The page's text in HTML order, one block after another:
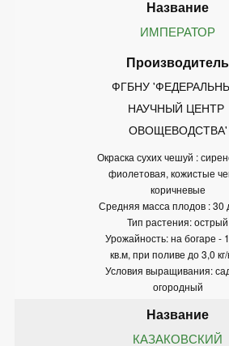
ИМПЕРАТОР
ФГБНУ
НАУЧНЫЙ ЦЕНТР
ОВОЩЕВОДСТВА'
Окраска сухих чешуй :
фиолетовая, кожистые
коричневые
Средняя масса плодов : 30
Тип растения: острый
Урожайность: на богаре -
кв.м, при поливе до 3,0
Условия выращивания:
огородный
КАЗАКОВСКИЙ